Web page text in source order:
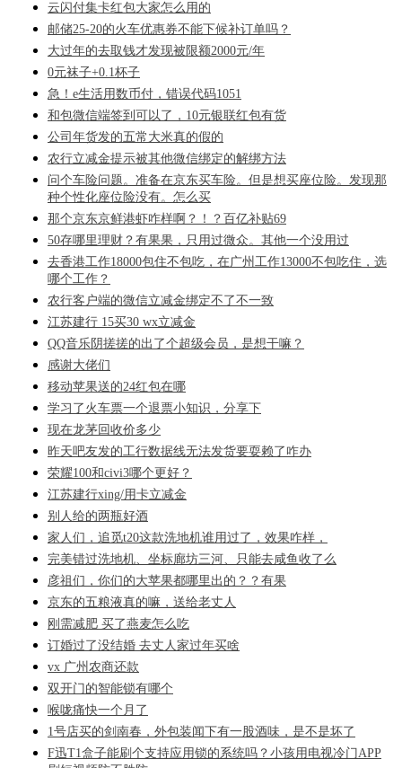
云闪付集卡红包大家怎么用的
邮储25-20的火车优惠券不能下候补订单吗？
大过年的去取钱才发现被限额2000元/年
0元袜子+0.1杯子
急！e生活用数币付，错误代码1051
和包微信端签到可以了，10元银联红包有货
公司年货发的五常大米真的假的
农行立减金提示被其他微信绑定的解绑方法
问个车险问题。准备在京东买车险。但是想买座位险。发现那
种个性化座位险没有。怎么买
那个京东京鲜港虾咋样啊？！？百亿补贴69
50存哪里理财？有果果，只用过微众。其他一个没用过
去香港工作18000包住不包吃，在广州工作13000不包吃住，选
哪个工作？
农行客户端的微信立减金绑定不了不一致
江苏建行 15买30 wx立减金
QQ音乐阴搓搓的出了个超级会员，是想干嘛？
感谢大佬们
移动苹果送的24红包在哪
学习了火车票一个退票小知识，分享下
现在龙茅回收价多少
昨天吧友发的工行数据线无法发货要耍赖了咋办
荣耀100和civi3哪个更好？
江苏建行xing/用卡立减金
别人给的两瓶好酒
家人们，追觅t20这款洗地机谁用过了，效果咋样，
完美错过洗地机、坐标廊坊三河、只能去咸鱼收了么
彦祖们，你们的大苹果都哪里出的？？有果
京东的五粮液真的嘛，送给老丈人
刚需减肥 买了燕麦怎么吃
订婚过了没结婚 去丈人家过年买啥
vx 广州农商还款
双开门的智能锁有哪个
喉咙痛快一个月了
1号店买的剑南春，外包装闻下有一股酒味，是不是坏了
F迅T1盒子能刷个支持应用锁的系统吗？小孩用电视冷门APP